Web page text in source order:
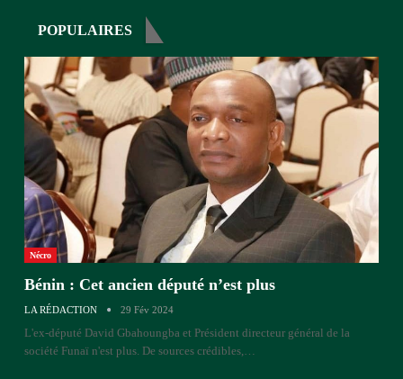
POPULAIRES
Nécro
Bénin : Cet ancien député n’est plus
LA RÉDACTION 29 Fév 2024
L'ex-député David Gbahoungba et Président directeur général de la
société Funaï n'est plus. De sources crédibles,…